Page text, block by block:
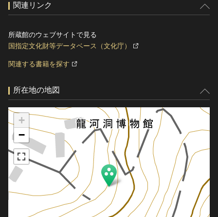
関連リンク
所蔵館のウェブサイトで見る
国指定文化財等データベース（文化庁）
関連する書籍を探す
所在地の地図
+
−